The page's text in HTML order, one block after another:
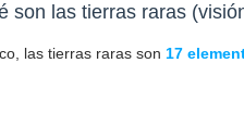
son las tierras raras
las tierras raras son 17